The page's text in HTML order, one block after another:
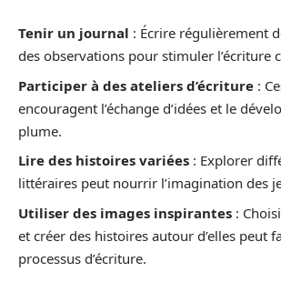
Tenir un journal : Écrire régulièrement
des observations pour stimuler l’écriture
Participer à des ateliers d’écriture :
encouragent l’échange d’idées et le
plume.
Lire des histoires variées : Explorer
littéraires peut nourrir l’imagination des
Utiliser des images inspirantes :
et créer des histoires autour d’elles peut
processus d’écriture.